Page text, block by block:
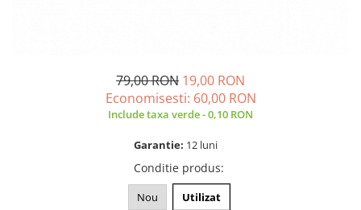
A1466 (13” 2012-2017)
79,00 RON 19,00 RON
Economisesti: 60,00 RON
Include taxa verde - 0,10 RON
Garantie: 12 luni
Conditie produs:
Nou Utilizat